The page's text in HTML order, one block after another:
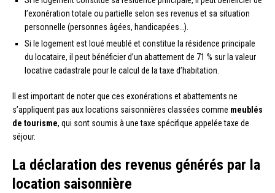
l’exonération totale ou partielle selon ses revenus et sa situation
personnelle (personnes âgées, handicapées…).
Si le logement est loué meublé et constitue la résidence principale
du locataire, il peut bénéficier d’un abattement de 71 % sur la valeur
locative cadastrale pour le calcul de la taxe d’habitation.
Il est important de noter que ces exonérations et abattements ne
s’appliquent pas aux locations saisonnières classées comme meublés
de tourisme, qui sont soumis à une taxe spécifique appelée taxe de
séjour.
La déclaration des revenus générés par la
location saisonnière